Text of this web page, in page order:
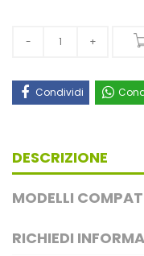
Condividi
DESCRIZIONE
MODELLI
RICHIEDI